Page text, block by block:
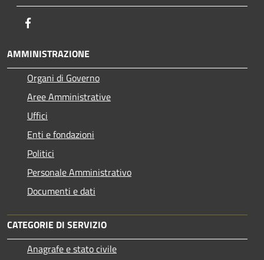
AMMINISTRAZIONE
Organi di Governo
Aree Amministrative
Uffici
Enti e fondazioni
Politici
Personale Amministrativo
Documenti e dati
CATEGORIE DI SERVIZIO
Anagrafe e stato civile